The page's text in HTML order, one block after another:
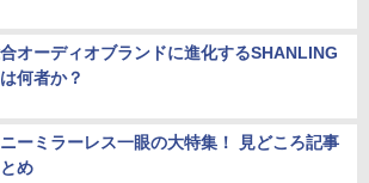
オーディオブランドに進化するSHANLING
何者か？
ーミラーレス一眼の大特集！ 見どころ記事
め